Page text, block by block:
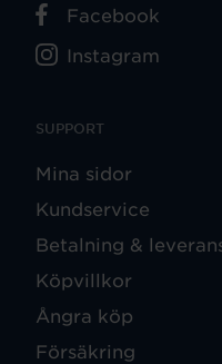
SUPPORT
Mina sidor
Kundservice
Betalning &
Köpvillkor
Ångra köp
Försäkring
Facebook
Instagram